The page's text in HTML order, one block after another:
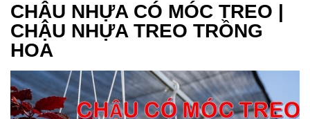
CHẬU NHỰA CÓ MÓC TREO |
CHẬU NHỰA TREO TRỒNG
HOA